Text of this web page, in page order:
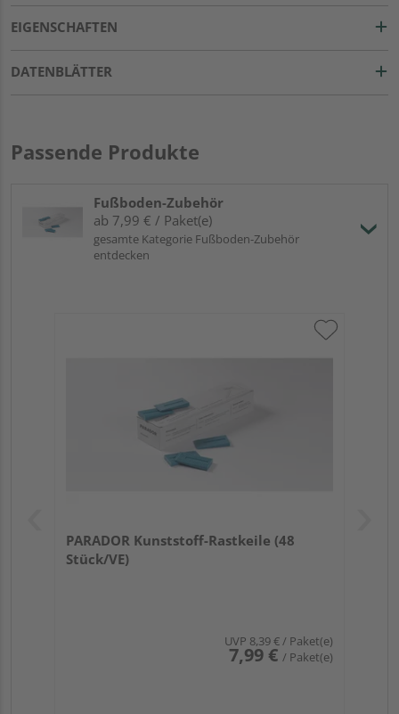
EIGENSCHAFTEN
DATENBLÄTTER
Passende Produkte
Fußboden-Zubehör
ab 7,99 € / Paket(e)
gesamte Kategorie Fußboden-Zubehör
entdecken
PARADOR Kunststoff-Rastkeile (48
Stück/VE)
UVP 8,39 €/ Paket(e)
7,99 € / Paket(e)